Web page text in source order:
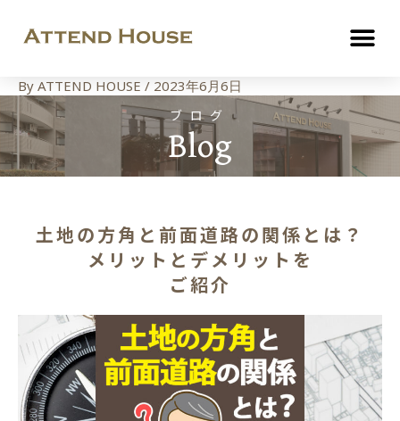
By ATTEND HOUSE / 2023年6月6日
ブログ
Blog
土地の方角と前面道路の関係とは？
メリットとデメリットを
ご紹介